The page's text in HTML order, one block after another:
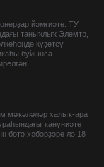
йәмғиәте. ТУ
таныҡлыҡ Элемтә,
күҙәтеү
буйынса
мәҡәләләр халыҡ-ара
ҡануниәте
бөтә хәбәрҙәре лә 18